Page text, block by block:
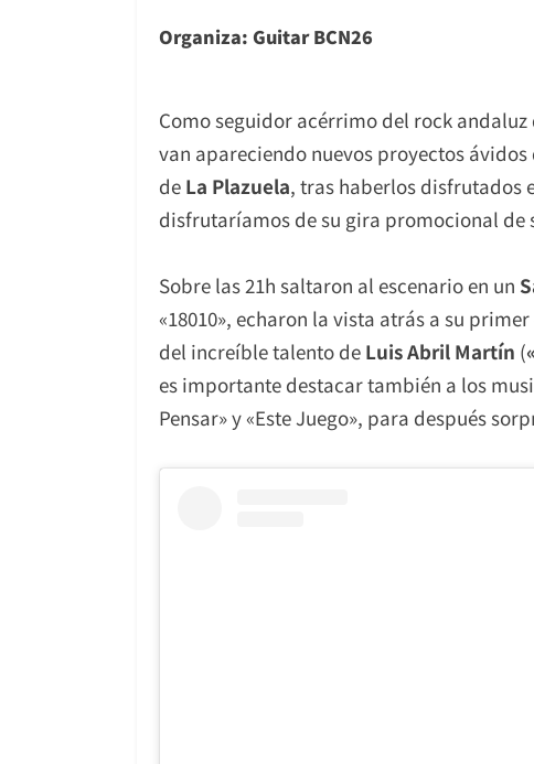
Organiza: Guitar BCN26
Como seguidor acérrimo del rock
van apareciendo nuevos proyectos
de La Plazuela, tras haberlos disfrutados
disfrutaríamos de su gira promocional de
Sobre las 21h saltaron al escenario en un
«18010», echaron la vista atrás a su
del increíble talento de Luis Abril Martín (
es importante destacar también a los
Pensar» y «Este Juego», para después